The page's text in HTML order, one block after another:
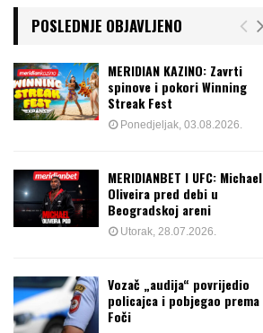
POSLEDNJE OBJAVLJENO
MERIDIAN KAZINO: Zavrti
spinove i pokori Winning
Streak Fest
Ponedjeljak, 03.08.2026.
MERIDIANBET I UFC: Michael
Oliveira pred debi u
Beogradskoj areni
Utorak, 28.07.2026.
Vozač „audija“ povrijedio
policajca i pobjegao prema
Foči